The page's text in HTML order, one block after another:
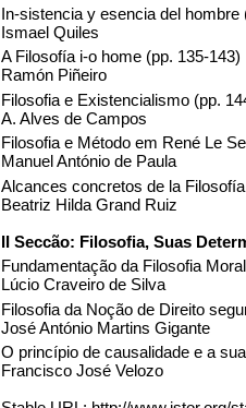
In-sistencia y esencia del hombre
Ismael Quiles
A Filosofía i-o home (pp. 135-143)
Ramón Piñeiro
Filosofia e Existencialismo (pp.
A. Alves de Campos
Filosofia e Método em René Le
Manuel António de Paula
Alcances concretos de la
Beatriz Hilda Grand Ruiz
II Seccão: Filosofia, Suas
Fundamentação da Filosofia
Lúcio Craveiro de Silva
Filosofia da Noção de Direito
José António Martins Gigante
O princípio de causalidade e a
Francisco José Velozo